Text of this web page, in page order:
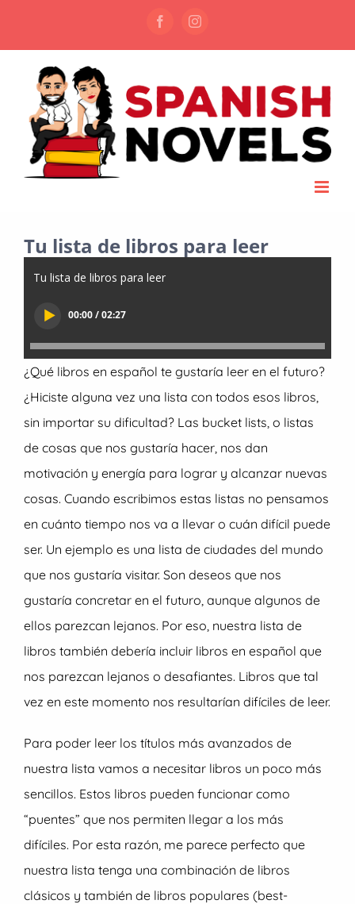
FacebookInstagram
Tu lista de libros para leer
Tu lista de libros para leer
00:00 / 02:27
¿Qué libros en español te gustaría leer en el futuro?
¿Hiciste alguna vez una lista con todos esos libros,
sin importar su dificultad? Las bucket lists, o listas
de cosas que nos gustaría hacer, nos dan
motivación y energía para lograr y alcanzar nuevas
cosas. Cuando escribimos estas listas no pensamos
en cuánto tiempo nos va a llevar o cuán difícil puede
ser. Un ejemplo es una lista de ciudades del mundo
que nos gustaría visitar. Son deseos que nos
gustaría concretar en el futuro, aunque algunos de
ellos parezcan lejanos. Por eso, nuestra lista de
libros también debería incluir libros en español que
nos parezcan lejanos o desafiantes. Libros que tal
vez en este momento nos resultarían difíciles de leer.
Para poder leer los títulos más avanzados de
nuestra lista vamos a necesitar libros un poco más
sencillos. Estos libros pueden funcionar como
“puentes” que nos permiten llegar a los más
difíciles. Por esta razón, me parece perfecto que
nuestra lista tenga una combinación de libros
clásicos y también de libros populares (best-